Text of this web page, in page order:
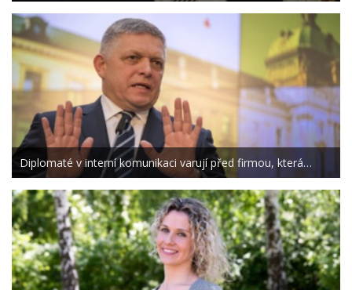
Diplomaté v interní komunikaci varují před firmou, která…